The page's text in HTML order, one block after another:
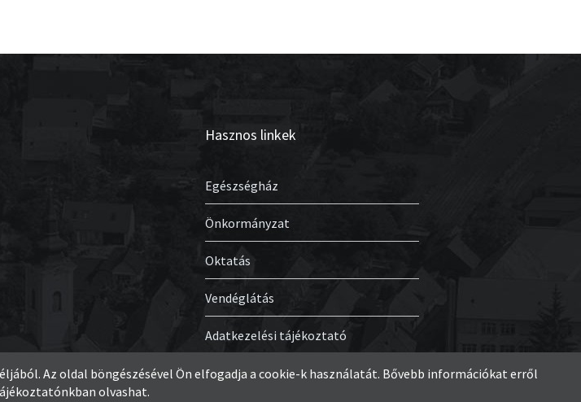
Hasznos linkek
Egészségház
Önkormányzat
Oktatás
Vendéglátás
Adatkezelési tájékoztató
Az oldal böngészésével Ön elfogadja a cookie-k használatát. Bővebb információkat erről
olvashat.